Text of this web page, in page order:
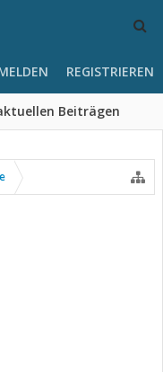
Beiträgen
REGISTRIEREN